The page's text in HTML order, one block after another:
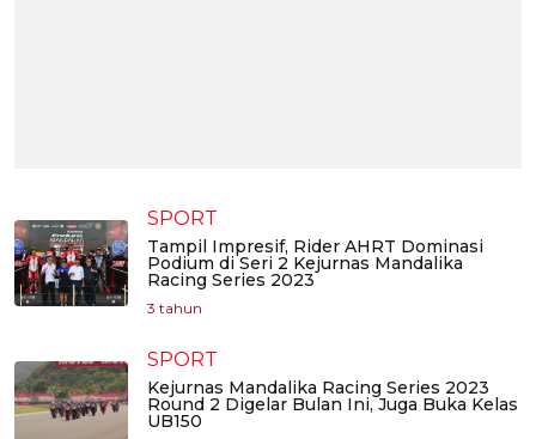
SPORT
Tampil Impresif, Rider AHRT Dominasi
Podium di Seri 2 Kejurnas Mandalika
Racing Series 2023
3 tahun
SPORT
Kejurnas Mandalika Racing Series 2023
Round 2 Digelar Bulan Ini, Juga Buka Kelas
UB150